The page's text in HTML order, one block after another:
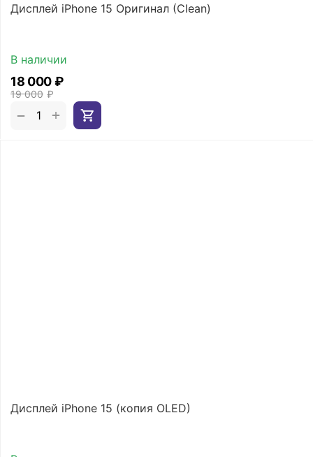
Дисплей iPhone 15 Оригинал (Clean)
В наличии
19 000 ₽
18 000₽
+
−
Дисплей iPhone 15 (копия OLED)